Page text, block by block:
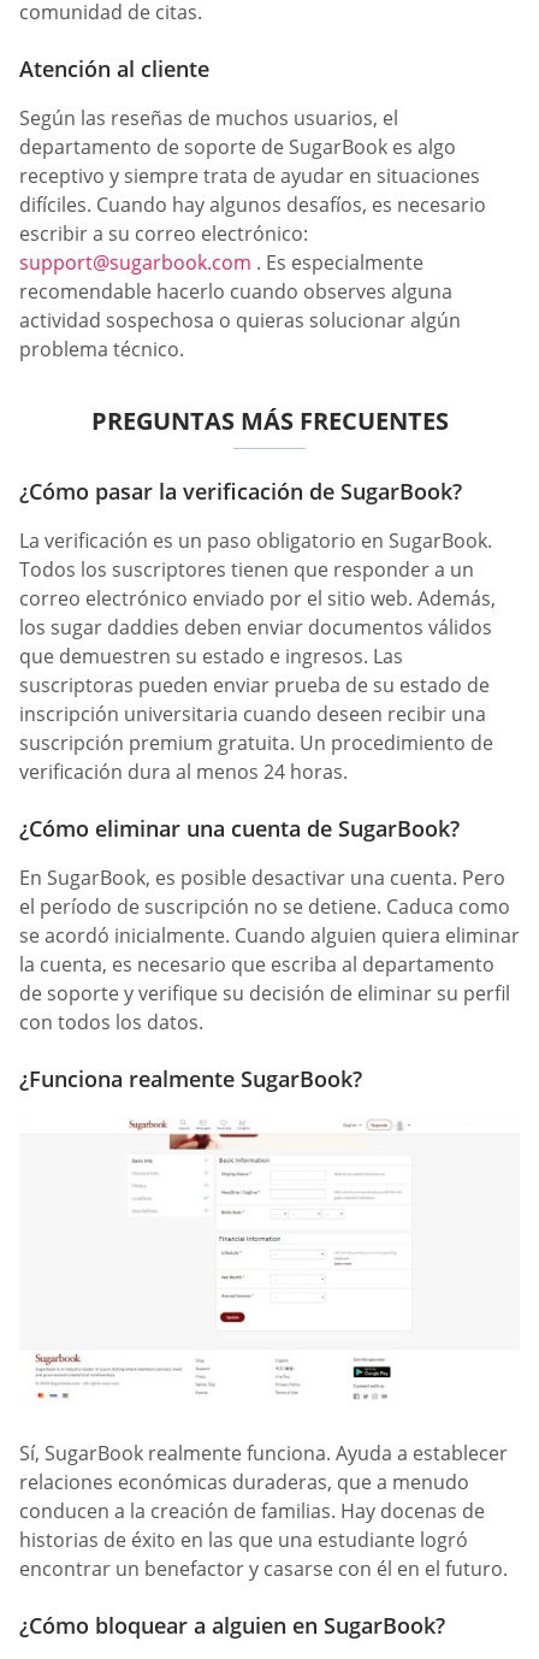
comunidad de citas.
Atención al cliente
Según las reseñas de muchos usuarios, el
departamento de soporte de SugarBook es algo
receptivo y siempre trata de ayudar en situaciones
difíciles. Cuando hay algunos desafíos, es necesario
escribir a su correo electrónico:
support@sugarbook.com . Es especialmente
recomendable hacerlo cuando observes alguna
actividad sospechosa o quieras solucionar algún
problema técnico.
PREGUNTAS MÁS FRECUENTES
¿Cómo pasar la verificación de SugarBook?
La verificación es un paso obligatorio en SugarBook.
Todos los suscriptores tienen que responder a un
correo electrónico enviado por el sitio web. Además,
los sugar daddies deben enviar documentos válidos
que demuestren su estado e ingresos. Las
suscriptoras pueden enviar prueba de su estado de
inscripción universitaria cuando deseen recibir una
suscripción premium gratuita. Un procedimiento de
verificación dura al menos 24 horas.
¿Cómo eliminar una cuenta de SugarBook?
En SugarBook, es posible desactivar una cuenta. Pero
el período de suscripción no se detiene. Caduca como
se acordó inicialmente. Cuando alguien quiera eliminar
la cuenta, es necesario que escriba al departamento
de soporte y verifique su decisión de eliminar su perfil
con todos los datos.
¿Funciona realmente SugarBook?
Sí, SugarBook realmente funciona. Ayuda a establecer
relaciones económicas duraderas, que a menudo
conducen a la creación de familias. Hay docenas de
historias de éxito en las que una estudiante logró
encontrar un benefactor y casarse con él en el futuro.
¿Cómo bloquear a alguien en SugarBook?